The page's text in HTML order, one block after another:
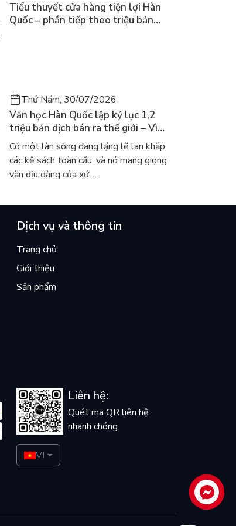
Tiểu thuyết cửa hàng tiện lợi Hàn
Quốc – phần tiếp theo triệu bản
Thứ Năm, 30/07/2026
Văn học Hàn Quốc lập kỷ lục 1,2
triệu bản dịch bán ra thế giới – Vì
sao cả thế giới đang đọc sách Hàn?
Có một làn sóng đang lặng lẽ lan khắp
các kệ sách toàn cầu, và nó mang giọng
văn dịu dàng của xứ ...
Dịch vụ và thông tin
Trang chủ
Giới thiệu
Sản phẩm
Liên hệ:
Quét mã QR liên hệ
nhanh chóng
VI
Liên hệ